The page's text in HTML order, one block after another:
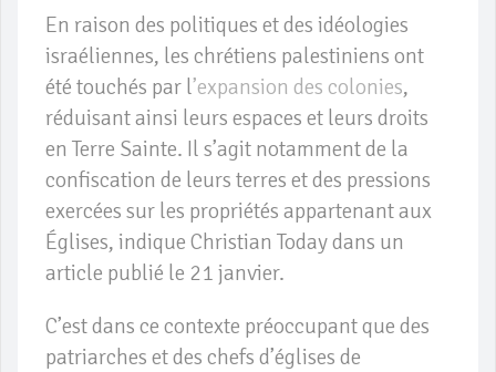
En raison des politiques et des idéologies
israéliennes, les chrétiens palestiniens ont
été touchés par l’expansion des colonies,
réduisant ainsi leurs espaces et leurs droits
en Terre Sainte. Il s’agit notamment de la
confiscation de leurs terres et des pressions
exercées sur les propriétés appartenant aux
Églises, indique Christian Today dans un
article publié le 21 janvier.
C’est dans ce contexte préoccupant que des
patriarches et des chefs d’églises de